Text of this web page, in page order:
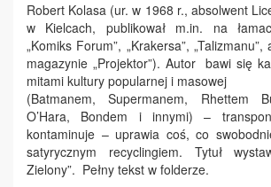
Robert Kolasa (ur. w 1968 r., absolwent
w Kielcach, publikował m.in. na
„Komiks Forum”, „Krakersa”, „Talizmanu”,
magazynie „Projektor”). Autor bawi się
mitami kultury popularnej i masowej
(Batmanem, Supermanem, Rhettem
O’Hara, Bondem i innymi) –
kontaminuje – uprawia coś, co
satyrycznym recyclingiem. Tytuł
Zielony”. Pełny tekst w folderze.